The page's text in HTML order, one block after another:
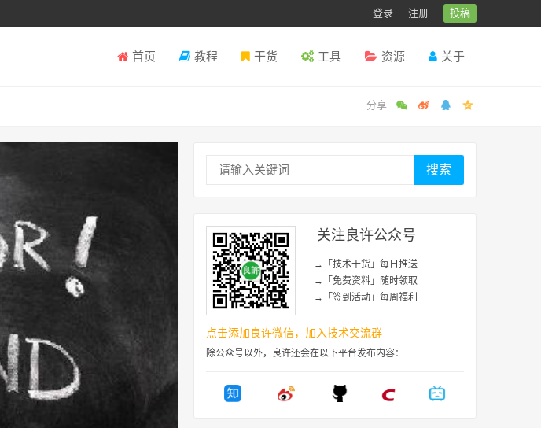
登录 注册 投稿
首页 教程 干货 工具 资源 关于
搜索
关注良许公众号
→「技术干货」每日推送
→「免费资料」随时领取
→「签到活动」每周福利
点击添加良许微信，加入技术交流群
除公众号以外，良许还会在以下平台发布内容：